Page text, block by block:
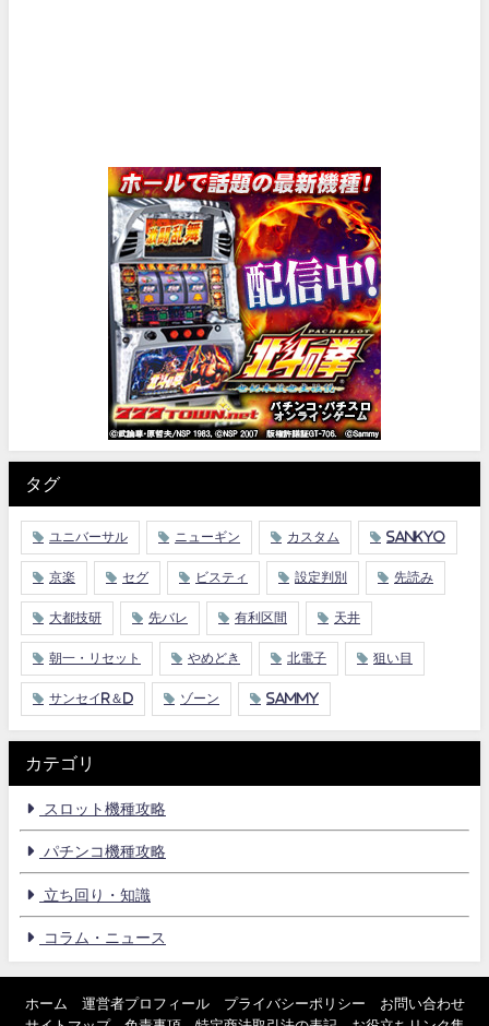
タグ
ユニバーサル ニューギン カスタム SANKYO
京楽 セグ ビスティ 設定判別 先読み
大都技研 先バレ 有利区間 天井
朝一・リセット やめどき 北電子 狙い目
サンセイR＆D ゾーン Sammy
カテゴリ
スロット機種攻略
パチンコ機種攻略
立ち回り・知識
コラム・ニュース
ホーム 運営者プロフィール プライバシーポリシー
お問い合わせ